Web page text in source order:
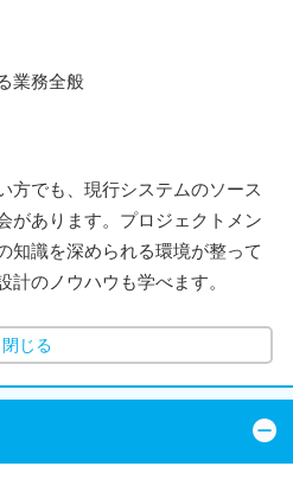
業務全般
方でも、現行システムのソース
があります。プロジェクトメン
知識を深められる環境が整って
計のノウハウも学べます。
閉じる